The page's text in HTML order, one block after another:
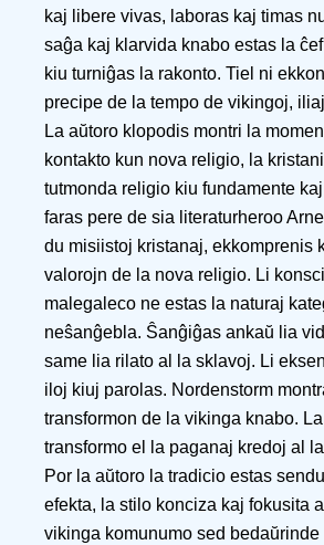
kaj libere vivas, laboras kaj timas
saĝa kaj klarvida knabo estas la
kiu turniĝas la rakonto. Tiel ni
precipe de la tempo de vikingoj,
La aŭtoro klopodis montri la
kontakto kun nova religio, la
tutmonda religio kiu fundamente
faras pere de sia literaturheroo
du misiistoj kristanaj, ekkomprenis
valorojn de la nova religio. Li
malegaleco ne estas la naturaj
neŝanĝebla. Ŝanĝiĝas ankaŭ lia
same lia rilato al la sklavoj. Li
iloj kiuj parolas. Nordenstorm
transformon de la vikinga knabo.
transformo el la paganaj kredoj al
Por la aŭtoro la tradicio estas
efekta, la stilo konciza kaj fokusita
vikinga komunumo sed